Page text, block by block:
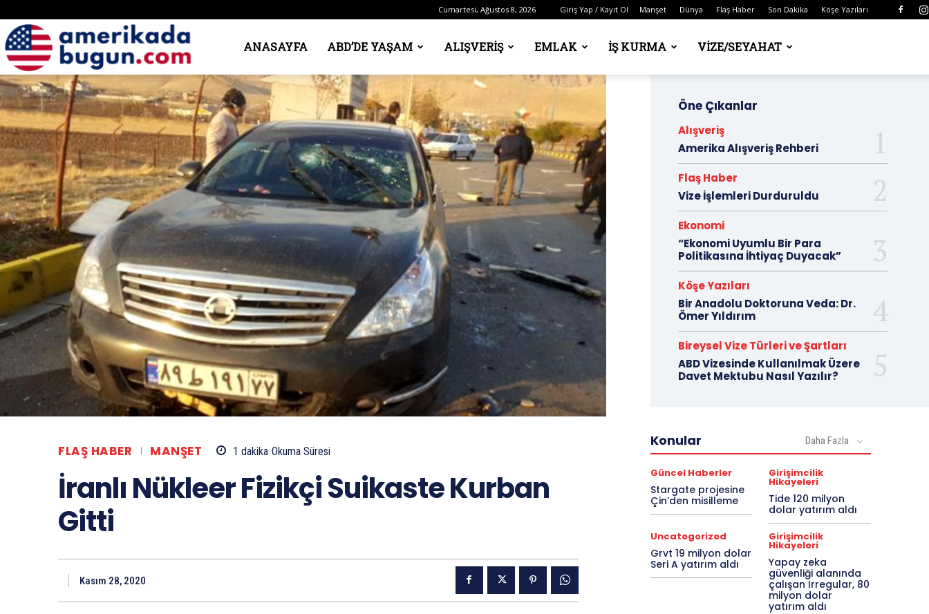
Cumartesi, Ağustos 8, 2026 Giriş Yap / Kayıt Ol Manşet Dünya Flaş Haber Son Dakika Köşe Yazıları
Amerika’da
Bugün
ANASAYFA ABD’DE YAŞAM ALIŞVERIŞ EMLAK İŞ KURMA VIZE/SEYAHAT
FLAŞ HABER MANŞET 1 dakika Okuma Süresi
İranlı Nükleer Fizikçi Suikaste Kurban
Gitti
Kasım 28, 2020
Öne Çıkanlar
Alışveriş
Amerika Alışveriş Rehberi
Flaş Haber
Vize İşlemleri Durduruldu
Ekonomi
“Ekonomi Uyumlu Bir Para
Politikasına İhtiyaç Duyacak”
Köşe Yazıları
Bir Anadolu Doktoruna Veda: Dr.
Ömer Yıldırım
Bireysel Vize Türleri ve Şartları
ABD Vizesinde Kullanılmak Üzere
Davet Mektubu Nasıl Yazılır?
Konular Daha Fazla
Güncel Haberler
Stargate projesine
Çin’den misilleme
Girişimcilik
Hikayeleri
Tide 120 milyon
dolar yatırım aldı
Uncategorized
Grvt 19 milyon dolar
Seri A yatırım aldı
Girişimcilik
Hikayeleri
Yapay zeka
güvenliği alanında
çalışan Irregular, 80
milyon dolar
yatırım aldı